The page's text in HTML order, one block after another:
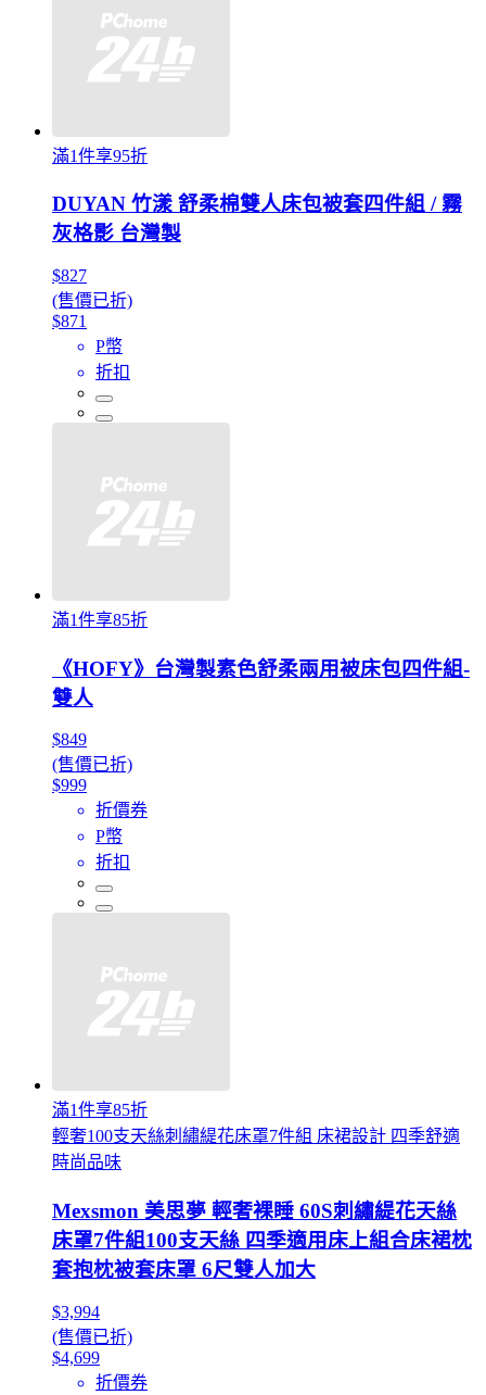
滿1件享95折
DUYAN 竹漾 舒柔棉雙人床包被套四件組 / 霧
灰格影 台灣製
$827
(售價已折)
$871
P幣
折扣
滿1件享85折
《HOFY》台灣製素色舒柔兩用被床包四件組-
雙人
$849
(售價已折)
$999
折價券
P幣
折扣
滿1件享85折
輕奢100支天絲刺繡緹花床罩7件組 床裙設計 四季舒適
時尚品味
Mexsmon 美思夢 輕奢裸睡 60S刺繡緹花天絲
床罩7件組100支天絲 四季適用床上組合床裙枕
套抱枕被套床罩 6尺雙人加大
$3,994
(售價已折)
$4,699
折價券